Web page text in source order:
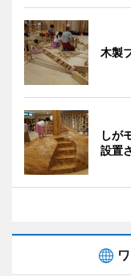
木製
しが
設置